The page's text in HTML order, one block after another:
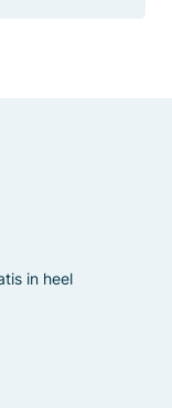
in heel